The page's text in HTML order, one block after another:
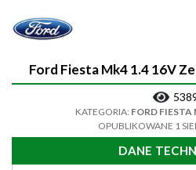
Ford Fiesta Mk4 1.4 16V
KATEGORIA: FORD
OPUBLIKOWANE 1
DANE